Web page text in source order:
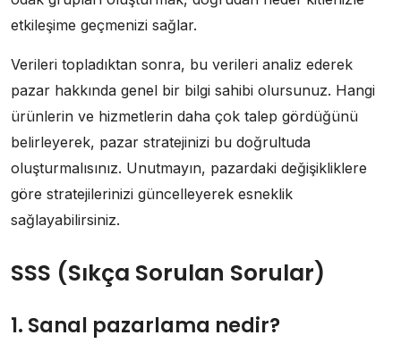
etkileşime geçmenizi sağlar.
Verileri topladıktan sonra, bu verileri analiz ederek
pazar hakkında genel bir bilgi sahibi olursunuz. Hangi
ürünlerin ve hizmetlerin daha çok talep gördüğünü
belirleyerek, pazar stratejinizi bu doğrultuda
oluşturmalısınız. Unutmayın, pazardaki değişikliklere
göre stratejilerinizi güncelleyerek esneklik
sağlayabilirsiniz.
SSS (Sıkça Sorulan Sorular)
1. Sanal pazarlama nedir?